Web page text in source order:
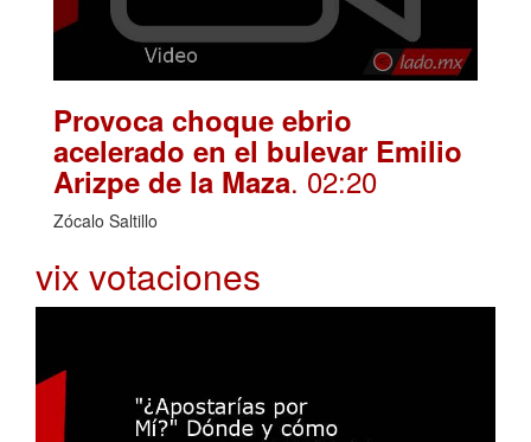
Provoca choque ebrio
acelerado en el bulevar Emilio
Arizpe de la Maza. 02:20
Zócalo Saltillo
vix votaciones